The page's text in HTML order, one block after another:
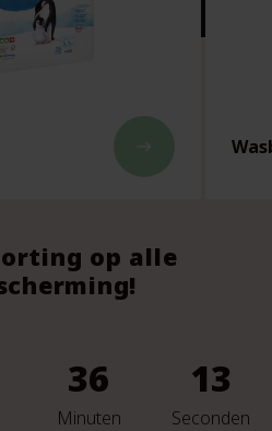
op alle
36
Minuten
11
Seconden